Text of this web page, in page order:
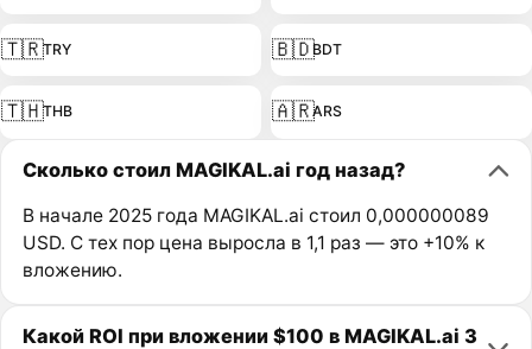
🇹🇷TRY 🇧🇩BDT
🇹🇭THB 🇦🇷ARS
Сколько стоил MAGIKAL.ai год назад?
В начале 2025 года MAGIKAL.ai стоил 0,000000089
USD. С тех пор цена выросла в 1,1 раз — это +10% к
вложению.
Какой ROI при вложении $100 в MAGIKAL.ai 3